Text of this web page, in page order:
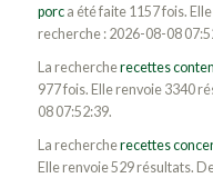
porca été faite 1157 fois.
recherche : 2026-08-08
La rechercherecettes
977 fois. Elle renvoie 3340
08 07:52:39.
La rechercherecettes
Elle renvoie 529 résultats.